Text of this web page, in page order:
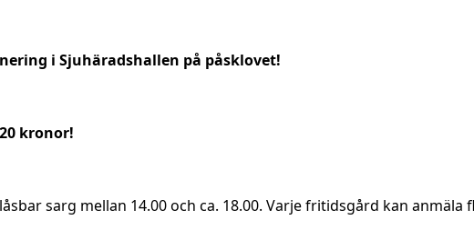
i Sjuhäradshallen på påsklovet!
kronor!
sarg mellan 14.00 och ca. 18.00. Varje fritidsgård kan anmäla